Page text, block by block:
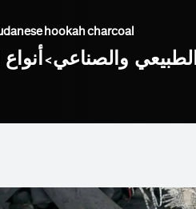
hookah charcoal
والصناعي>